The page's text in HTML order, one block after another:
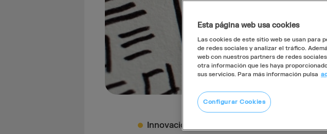
Innovación
Esta página web usa cookies
Las cookies de este sitio web se usan para
de redes sociales y analizar el tráfico.
web con nuestros partners de redes
otra información que les haya
sus servicios. Para más información pulsa
Configurar Cookies